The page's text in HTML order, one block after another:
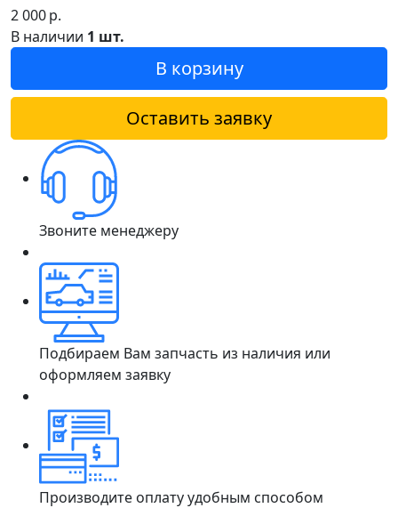
2 000р.
В наличии 1 шт.
В корзину
Оставить заявку
Звоните менеджеру
Подбираем Вам запчасть из наличия или
оформляем заявку
Производите оплату удобным способом